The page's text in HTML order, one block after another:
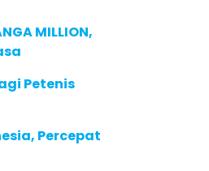
MILLION,
Petenis
Percepat